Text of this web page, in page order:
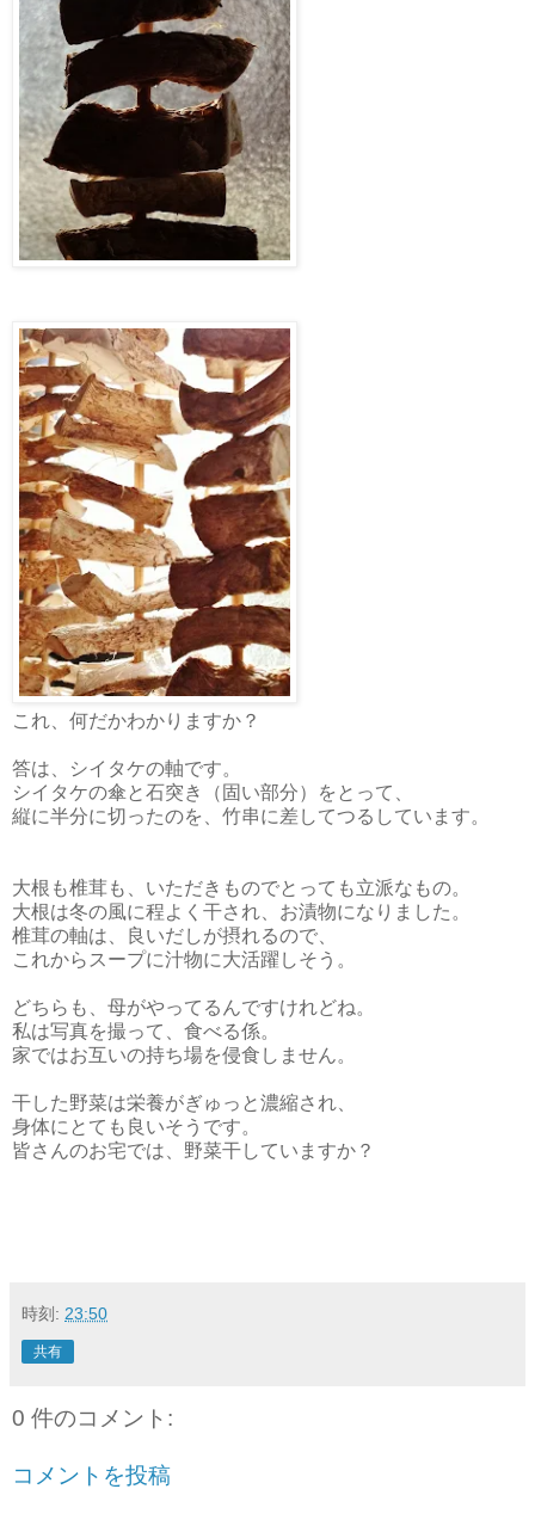
これ、何だかわかりますか？
答は、シイタケの軸です。
シイタケの傘と石突き（固い部分）をとって、
縦に半分に切ったのを、竹串に差してつるしています。
大根も椎茸も、いただきものでとっても立派なもの。
大根は冬の風に程よく干され、お漬物になりました。
椎茸の軸は、良いだしが摂れるので、
これからスープに汁物に大活躍しそう。
どちらも、母がやってるんですけれどね。
私は写真を撮って、食べる係。
家ではお互いの持ち場を侵食しません。
干した野菜は栄養がぎゅっと濃縮され、
身体にとても良いそうです。
皆さんのお宅では、野菜干していますか？
時刻: 23:50
共有
0 件のコメント:
コメントを投稿